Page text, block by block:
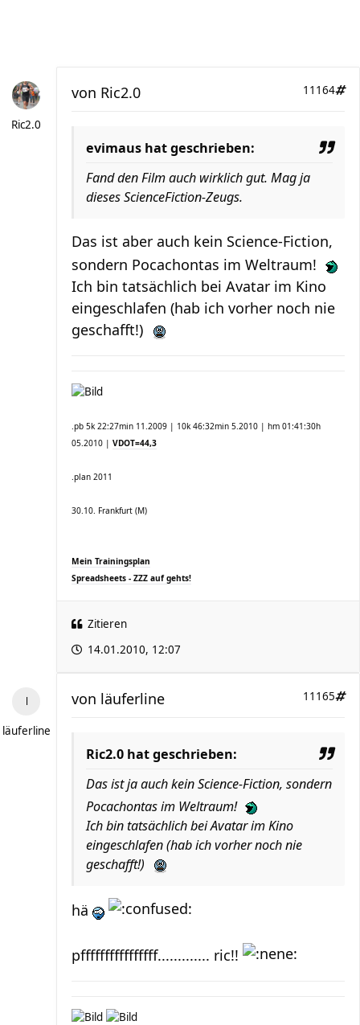
Ric2.0
11164
von Ric2.0
evimaus hat geschrieben:
Fand den Film auch wirklich gut. Mag ja
dieses ScienceFiction-Zeugs.
Das ist aber auch kein Science-Fiction,
sondern Pocachontas im Weltraum!
Ich bin tatsächlich bei Avatar im Kino
eingeschlafen (hab ich vorher noch nie
geschafft!)
.pb 5k 22:27min 11.2009 | 10k 46:32min 5.2010 | hm 01:41:30h
05.2010 | VDOT=44,3
.plan 2011
30.10. Frankfurt (M)
Mein Trainingsplan
Spreadsheets - ZZZ auf gehts!
Zitieren
14.01.2010, 12:07
läuferline
11165
von läuferline
Ric2.0 hat geschrieben:
Das ist ja auch kein Science-Fiction, sondern
Pocachontas im Weltraum!
Ich bin tatsächlich bei Avatar im Kino
eingeschlafen (hab ich vorher noch nie
geschafft!)
hä
pffffffffffffffff............. ric!!